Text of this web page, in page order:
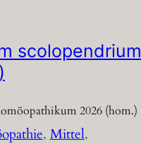
scolopendrium
2026 (hom.)
, Mittel